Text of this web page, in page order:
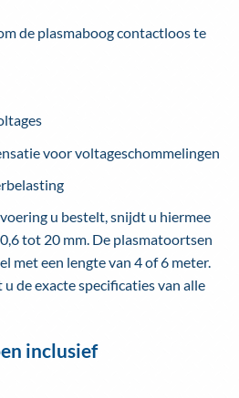
de plasmaboog contactloos te
voor voltageschommelingen
u bestelt, snijdt u hiermee
tot 20 mm. De plasmatoortsen
met een lengte van 4 of 6 meter.
de exacte specificaties van alle
inclusief